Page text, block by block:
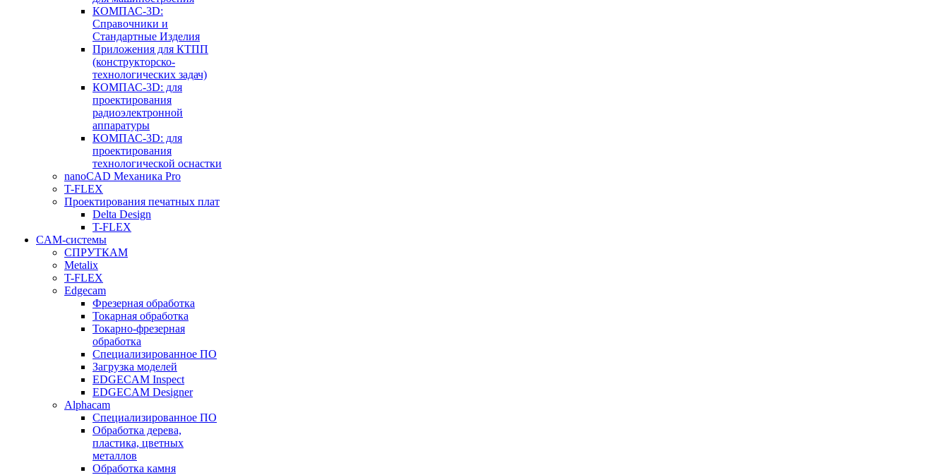
КОМПАС-3D:
Справочники и
Стандартные Изделия
Приложения для КТПП
(конструкторско-
технологических задач)
КОМПАС-3D: для
проектирования
радиоэлектронной
аппаратуры
КОМПАС-3D: для
проектирования
технологической оснастки
nanoCAD Механика Pro
T-FLEX
Проектирования печатных плат
Delta Design
T-FLEX
CAM-системы
СПРУТКAM
Metalix
T-FLEX
Edgecam
Фрезерная обработка
Токарная обработка
Токарно-фрезерная
обработка
Специализированное ПО
Загрузка моделей
EDGECAM Inspect
EDGECAM Designer
Alphacam
Специализированное ПО
Обработка дерева,
пластика, цветных
металлов
Обработка камня